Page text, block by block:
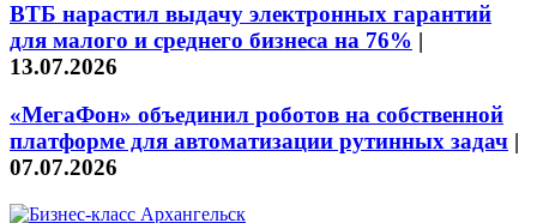
ВТБ нарастил выдачу электронных гарантий
для малого и среднего бизнеса на 76% |
13.07.2026
«МегаФон» объединил роботов на собственной
платформе для автоматизации рутинных задач |
07.07.2026